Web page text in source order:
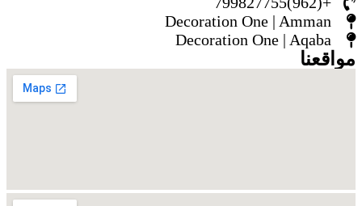
Decoration One | Amman
Decoration One | Aqaba
مواقعنا